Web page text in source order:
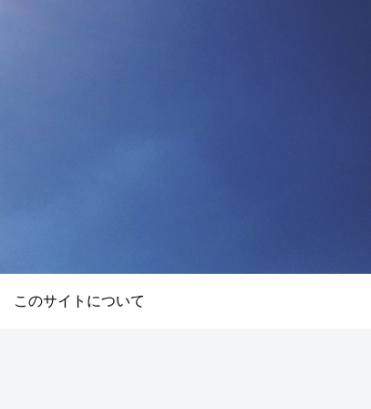
このサイトについて